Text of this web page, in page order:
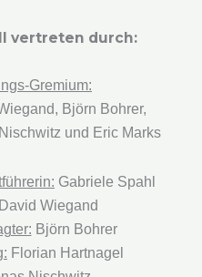
vertreten durch:
Gremium:
Björn Bohrer,
und Eric Marks
Gabriele Spahl
David Wiegand
Björn Bohrer
Florian Hartnagel